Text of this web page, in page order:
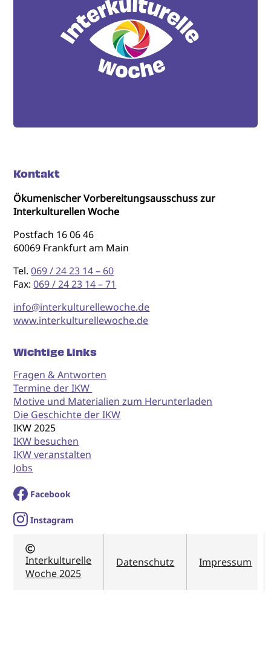
Kontakt
Ökumenischer Vorbereitungsausschuss zur
Interkulturellen Woche
Postfach 16 06 46
60069 Frankfurt am Main
Tel.069 / 24 23 14 – 60
Fax:069 / 24 23 14 – 71
info@interkulturellewoche.de
www.interkulturellewoche.de
Wichtige Links
Fragen & Antworten
Termine der IKW
Motive und Materialien zum Herunterladen
Die Geschichte der IKW
IKW 2025
IKW besuchen
IKW veranstalten
Jobs
Facebook
Instagram
Interkulturelle
Woche 2025
Datenschutz Impressum